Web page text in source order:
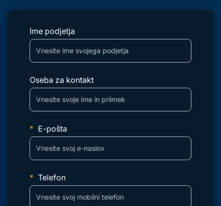
Ime podjetja
Oseba za kontakt
E-pošta
Telefon